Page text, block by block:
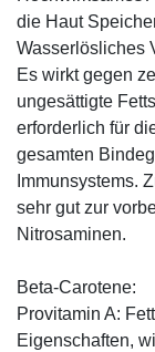
die Haut
Wasserlösliches
Es wirkt gegen
ungesättigte
erforderlich für
gesamten
Immunsystems.
sehr gut zur
Nitrosaminen.
Beta-Carotene:
Provitamin A:
Eigenschaften,